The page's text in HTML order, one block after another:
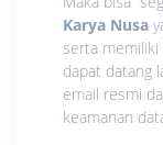
Karya Nusa
serta memiliki
dapat datang
email resmi
keamanan